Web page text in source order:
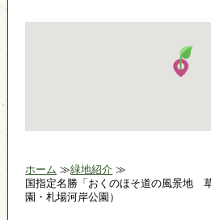
ホーム
緑地紹介
国指定名勝「おくのほそ道の風景地
園・札場河岸公園）